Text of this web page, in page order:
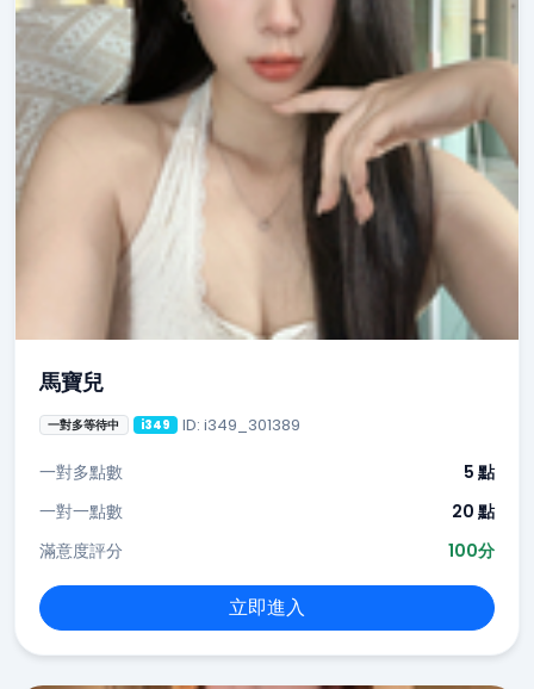
馬寶兒
一對多等待中 i349 ID: i349_301389
一對多點數
5 點
一對一點數
20 點
滿意度評分
100分
立即進入